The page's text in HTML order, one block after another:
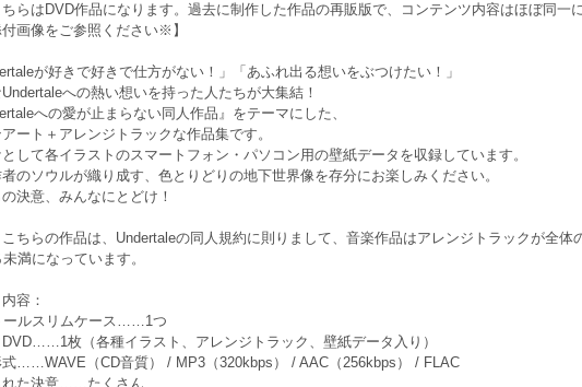
ちらはDVD作品になります。過去に制作した作品の再販版で、コンテンツ内容はほぼ同一
画像をご参照ください※】
が好きで好きで仕方がない！」「あふれ出る想いをぶつけたい！」
への熱い想いを持った人たちが大集結！
への愛が止まらない同人作品』をテーマにした、
ート＋アレンジトラックな作品集です。
して各イラストのスマートフォン・パソコン用の壁紙データを収録しています。
のソウルが織り成す、色とりどりの地下世界像を存分にお楽しみください。
決意、みんなにとどけ！
ちらの作品は、Undertaleの同人規約に則りまして、音楽作品はアレンジトラックが全体
満になっています。
容：
ールスリムケース……1つ
枚（各種イラスト、アレンジトラック、壁紙データ入り）
式……WAVE（CD音質） / MP3（320kbps） / AAC（256kbps） / FLAC
れた決意……たくさん